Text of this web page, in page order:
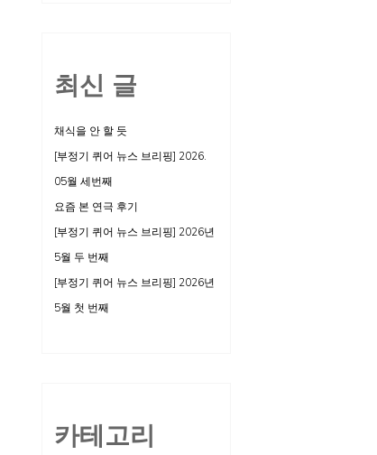
최신 글
채식을 안 할 듯
[부정기 퀴어 뉴스 브리핑] 2026.
05월 세번째
요즘 본 연극 후기
[부정기 퀴어 뉴스 브리핑] 2026년
5월 두 번째
[부정기 퀴어 뉴스 브리핑] 2026년
5월 첫 번째
카테고리